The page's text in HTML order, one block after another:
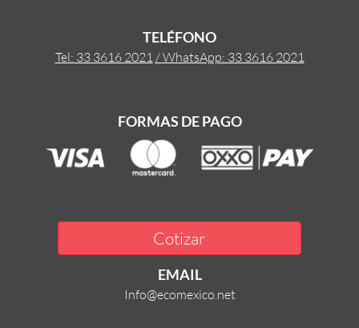
TELÉFONO
Tel: 33 3616 2021 / WhatsApp: 33 3616 2021
FORMAS DE PAGO
Cotizar
EMAIL
Info@ecomexico.net